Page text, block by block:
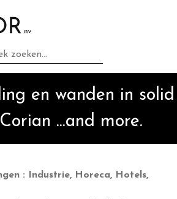
Privé toepassingen :
en Keuken ?
en wanden in solid
...and more.
: Industrie, Horeca, Hotels,